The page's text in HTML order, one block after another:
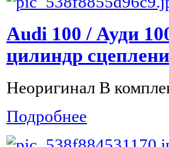
Audi 100 / Ауди
цилиндр
Неоригинал В
Подробнее